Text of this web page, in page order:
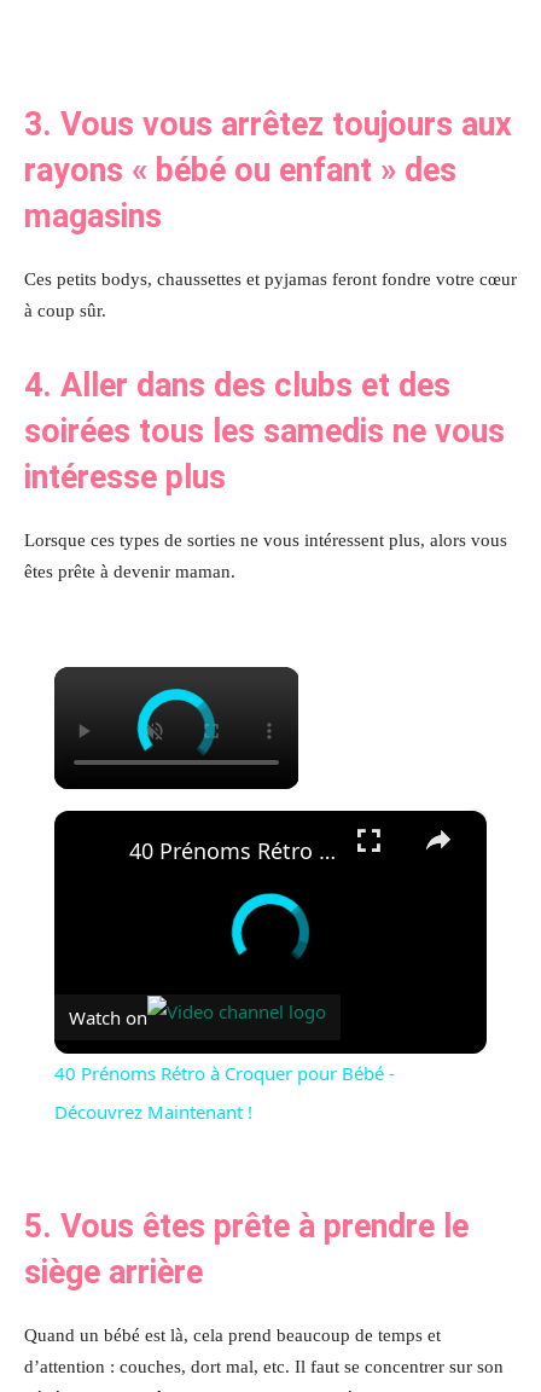
3. Vous vous arrêtez toujours aux
rayons « bébé ou enfant » des
magasins
Ces petits bodys, chaussettes et pyjamas feront fondre votre cœur
à coup sûr.
4. Aller dans des clubs et des
soirées tous les samedis ne vous
intéresse plus
Lorsque ces types de sorties ne vous intéressent plus, alors vous
êtes prête à devenir maman.
×
×
40 Prénoms Rétro à Croquer pour Bébé - Découvrez Maintenant !
Watch on
40 Prénoms Rétro à Croquer pour Bébé -
Découvrez Maintenant !
5. Vous êtes prête à prendre le
siège arrière
Quand un bébé est là, cela prend beaucoup de temps et
d’attention : couches, dort mal, etc. Il faut se concentrer sur son